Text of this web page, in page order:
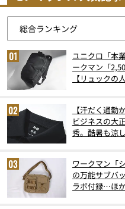
ユニクロ「本
ークマン「
【リュックの
【汗だく通勤
ビジネスの大
秀。酷暑も涼
ワークマン「
の万能サブバ
ラボ付録…ほ